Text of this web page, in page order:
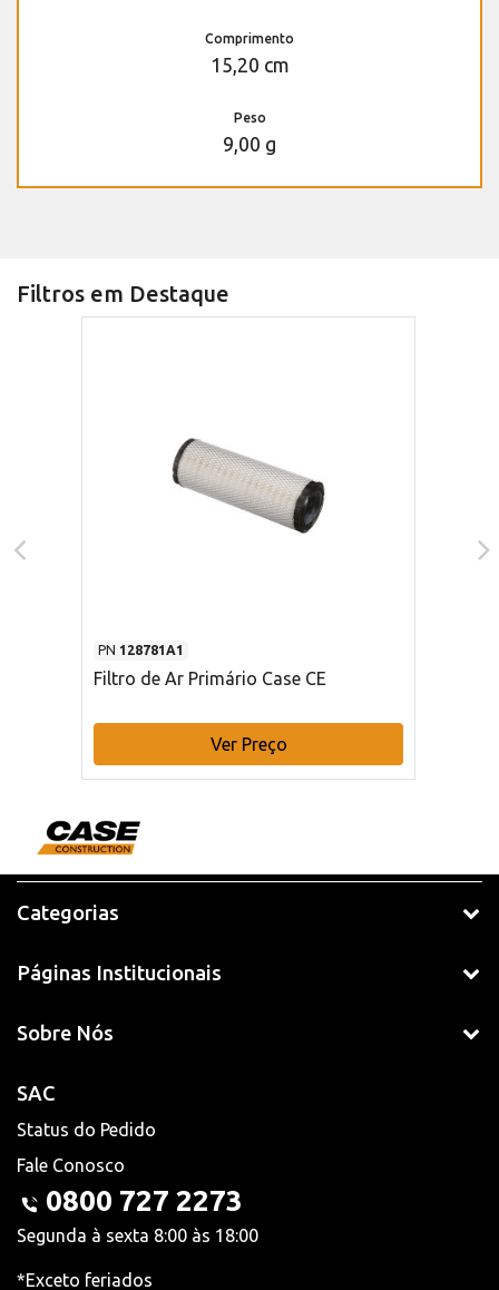
Comprimento
15,20 cm
Peso
9,00 g
Filtros em Destaque
PN 128781A1
Filtro de Ar Primário Case CE
Ver Preço
Categorias
Páginas Institucionais
Sobre Nós
SAC
Status do Pedido
Fale Conosco
0800 727 2273
Segunda à sexta 8:00 às 18:00
*Exceto feriados